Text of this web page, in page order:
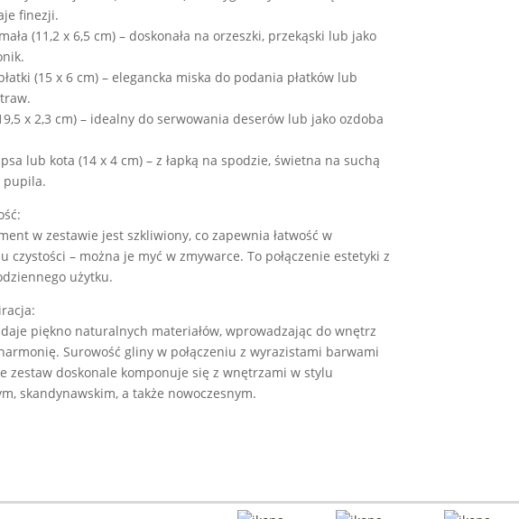
finezji.
(11,2 x 6,5 cm) – doskonała na orzeszki, przekąski lub jako
(15 x 6 cm) – elegancka miska do podania płatków lub
x 2,3 cm) – idealny do serwowania deserów lub jako ozdoba
lub kota (14 x 4 cm) – z łapką na spodzie, świetna na suchą
pupila.
w zestawie jest szkliwiony, co zapewnia łatwość w
czystości – można je myć w zmywarce. To połączenie estetyki z
użytku.
piękno naturalnych materiałów, wprowadzając do wnętrz
Surowość gliny w połączeniu z wyrazistami barwami
zestaw doskonale komponuje się z wnętrzami w stylu
skandynawskim, a także nowoczesnym.